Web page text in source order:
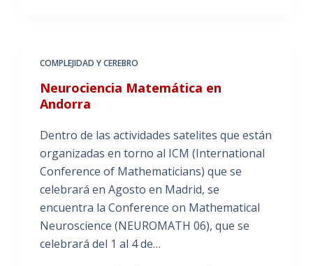
COMPLEJIDAD Y CEREBRO
Neurociencia Matemática en
Andorra
Dentro de las actividades satelites que están
organizadas en torno al ICM (International
Conference of Mathematicians) que se
celebrará en Agosto en Madrid, se
encuentra la Conference on Mathematical
Neuroscience (NEUROMATH 06), que se
celebrará del 1 al 4 de…